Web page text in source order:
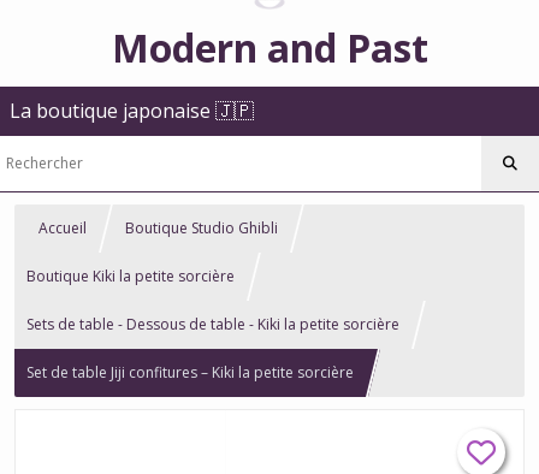
Modern and Past
La boutique japonaise 🇯🇵
Accueil Boutique Studio Ghibli
Boutique Kiki la petite sorcière
Sets de table - Dessous de table - Kiki la petite sorcière
Set de table Jiji confitures – Kiki la petite sorcière